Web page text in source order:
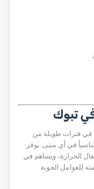
تبوك
في فترات طويلة من
في أي مبنى. يوفر
الحرارة، ويساهم في
للعوامل الجوية